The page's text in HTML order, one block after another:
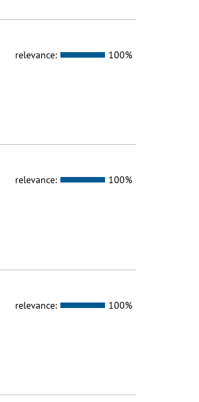
relevance: 100%
relevance: 100%
relevance: 100%